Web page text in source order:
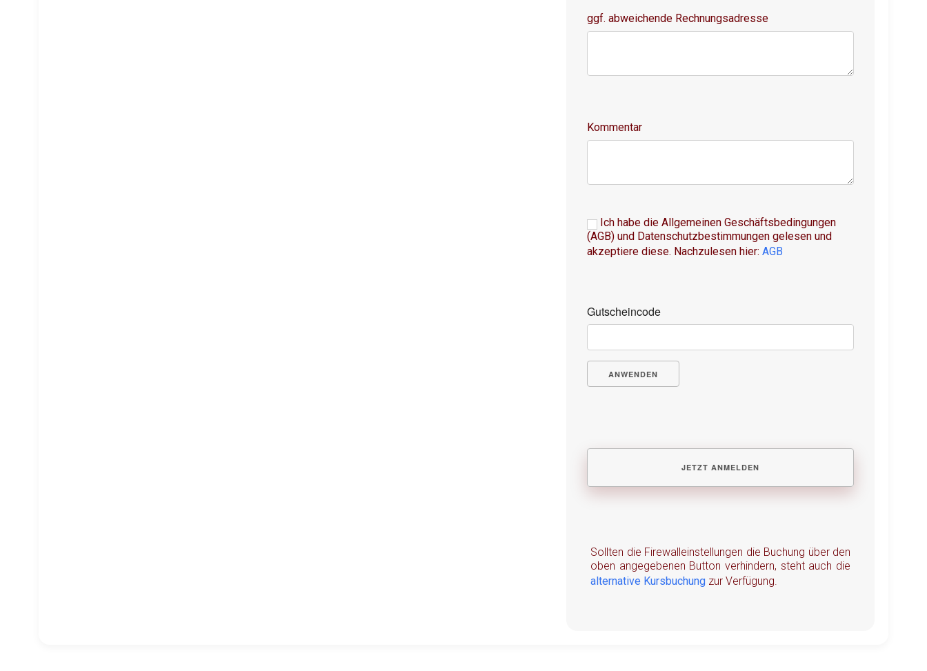
ggf. abweichende Rechnungsadresse
Kommentar
Ich habe die Allgemeinen Geschäftsbedingungen
(AGB) und Datenschutzbestimmungen gelesen und
akzeptiere diese. Nachzulesen hier: AGB
Gutscheincode
ANWENDEN
Sollten die Firewalleinstellungen die Buchung über den
oben angegebenen Button verhindern, steht auch die
alternative Kursbuchung zur Verfügung.